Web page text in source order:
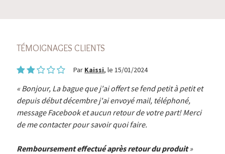
TÉMOIGNAGES CLIENTS
Par Kaissi, le 15/01/2024
Bonjour, La bague que j'ai offert se fend petit à petit et
depuis début décembre j'ai envoyé mail, téléphoné,
message Facebook et aucun retour de votre part! Merci
de me contacter pour savoir quoi faire.
Remboursement effectué après retour du produit